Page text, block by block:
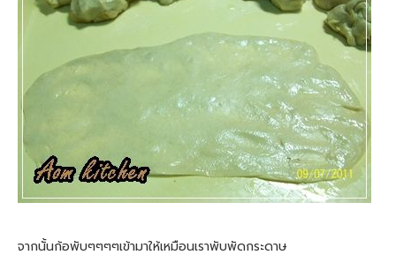
จากนั้นก้อพับๆๆๆๆเข้ามาให้เหมือนเราพับพัดกระดาษ